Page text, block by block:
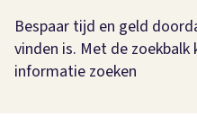
Bespaar tijd en geld
vinden is. Met de zoekbalk
informatie zoeken